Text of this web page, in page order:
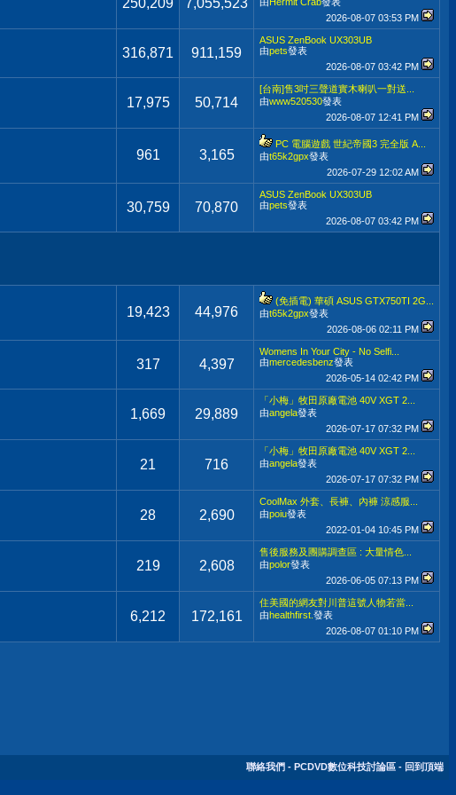
250,209 7,055,523
2026-08-07 03:53 PM
316,871 911,159
ASUS ZenBook UX303UB
由pets發表
2026-08-07 03:42 PM
17,975 50,714
[台南]售3吋三聲道實木喇叭一對送...
由www520530發表
2026-08-07 12:41 PM
961 3,165
PC 電腦遊戲 世紀帝國3 完全版 A...
由t65k2gpx發表
2026-07-29 12:02 AM
30,759 70,870
ASUS ZenBook UX303UB
由pets發表
2026-08-07 03:42 PM
19,423 44,976
(免插電) 華碩 ASUS GTX750TI 2G...
由t65k2gpx發表
2026-08-06 02:11 PM
317 4,397
Womens In Your City - No Selfi...
由mercedesbenz發表
2026-05-14 02:42 PM
1,669 29,889
「小梅」牧田原廠電池 40V XGT 2...
由angela發表
2026-07-17 07:32 PM
21 716
「小梅」牧田原廠電池 40V XGT 2...
由angela發表
2026-07-17 07:32 PM
28 2,690
CoolMax 外套、長褲、內褲 涼感服...
由poiu發表
2022-01-04 10:45 PM
219 2,608
售後服務及團購調查區 : 大量情色...
由polor發表
2026-06-05 07:13 PM
6,212 172,161
住美國的網友對川普這號人物若當...
由healthfirst. 發表
2026-08-07 01:10 PM
聯絡我們 - PCDVD數位科技討論區 - 回到頂端